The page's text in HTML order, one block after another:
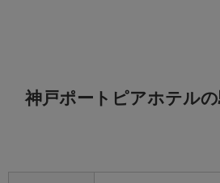
神戸ポートピアホテル